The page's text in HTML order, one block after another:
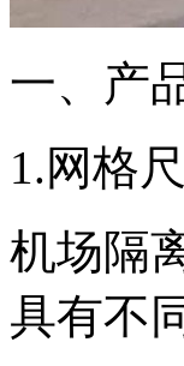
一、产
1.网格
机场隔
具有不